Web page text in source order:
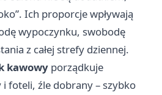
Ich proporcje wpływają
wypoczynku, swobodę
z całej strefy dziennej.
kawowy porządkuje
i foteli, źle dobrany – szybko